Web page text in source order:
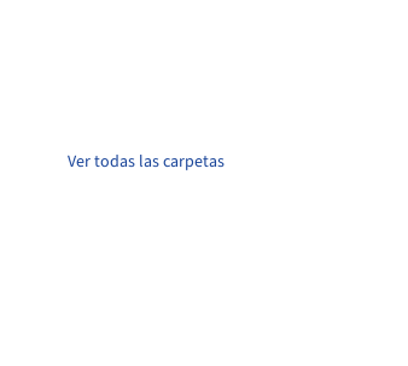
Ver todas las carpetas